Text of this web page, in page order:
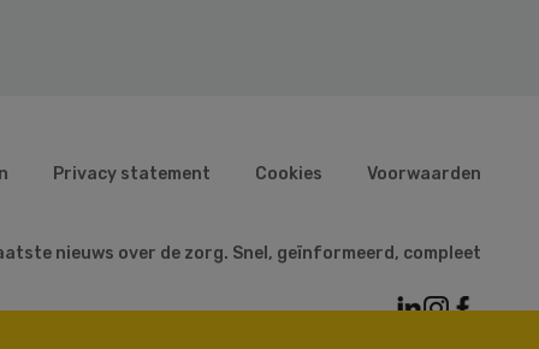
Privacy statement Cookies Voorwaarden
nieuws over de zorg. Snel, geïnformeerd, compleet